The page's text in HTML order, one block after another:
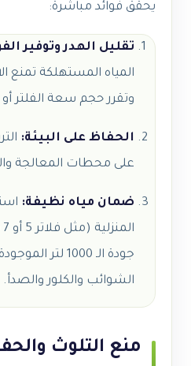
يحقق فوائد مباشرة:
تقليل الهدر وتوفير
المياه المستهلكة تمنع
وتقرر حجم سعة الفلتر
الحفاظ على البيئة:
على محطات المعالجة
ضمان مياه نظيفة:
جودة الـ 1000
الشوائب والكلور والصدأ.
منع التلوث